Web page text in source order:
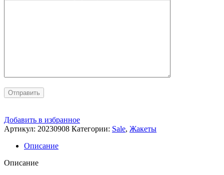
Добавить в избранное
Артикул: 20230908 Категории: Sale, Жакеты
Описание
Описание